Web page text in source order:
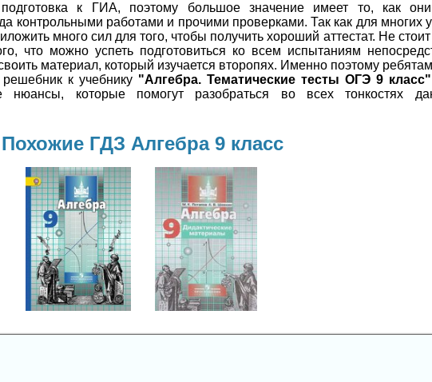
подготовка к ГИА, поэтому большое значение имеет то, как
контрольными работами и прочими проверками. Так как для многих
много сил для того, чтобы получить хороший аттестат. Не
что можно успеть подготовиться ко всем испытаниям
материал, который изучается второпях. Именно поэтому
решебник к учебнику "Алгебра. Тематические тесты ОГЭ 9
которые помогут разобраться во всех тонкостях
Похожие ГДЗ Алгебра 9 класс
Алгебра
9 класс
Алгебра
9 класс